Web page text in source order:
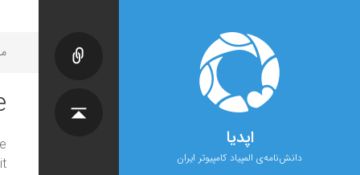
اپدیا
دانش‌نامه‌ی المپیاد کامپیوتر ایران